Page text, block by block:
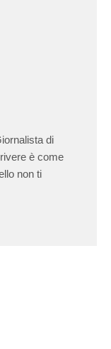
di
è come
non ti